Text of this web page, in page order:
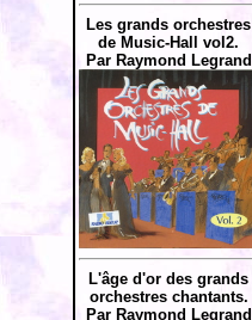
Les grands orchestres
de Music-Hall vol2.
Par Raymond Legrand
L'âge d'or des grands
orchestres chantants.
Par Raymond Legrand